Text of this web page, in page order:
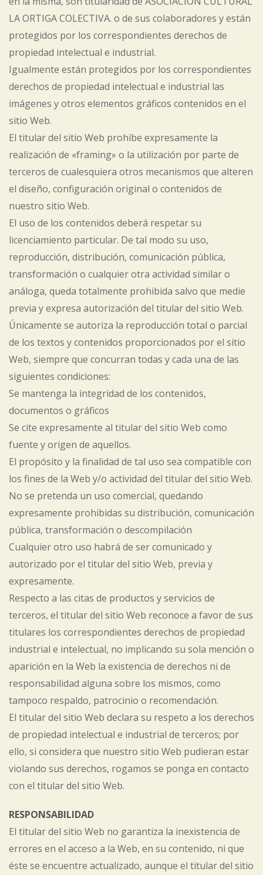
LA ORTIGA COLECTIVA. o de sus colaboradores y están
protegidos por los correspondientes derechos de
propiedad intelectual e industrial.
Igualmente están protegidos por los correspondientes
derechos de propiedad intelectual e industrial las
imágenes y otros elementos gráficos contenidos en el
sitio Web.
El titular del sitio Web prohíbe expresamente la
realización de «framing» o la utilización por parte de
terceros de cualesquiera otros mecanismos que alteren
el diseño, configuración original o contenidos de
nuestro sitio Web.
El uso de los contenidos deberá respetar su
licenciamiento particular. De tal modo su uso,
reproducción, distribución, comunicación pública,
transformación o cualquier otra actividad similar o
análoga, queda totalmente prohibida salvo que medie
previa y expresa autorización del titular del sitio Web.
Únicamente se autoriza la reproducción total o parcial
de los textos y contenidos proporcionados por el sitio
Web, siempre que concurran todas y cada una de las
siguientes condiciones:
Se mantenga la integridad de los contenidos,
documentos o gráficos
Se cite expresamente al titular del sitio Web como
fuente y origen de aquellos.
El propósito y la finalidad de tal uso sea compatible con
los fines de la Web y/o actividad del titular del sitio Web.
No se pretenda un uso comercial, quedando
expresamente prohibidas su distribución, comunicación
pública, transformación o descompilación
Cualquier otro uso habrá de ser comunicado y
autorizado por el titular del sitio Web, previa y
expresamente.
Respecto a las citas de productos y servicios de
terceros, el titular del sitio Web reconoce a favor de sus
titulares los correspondientes derechos de propiedad
industrial e intelectual, no implicando su sola mención o
aparición en la Web la existencia de derechos ni de
responsabilidad alguna sobre los mismos, como
tampoco respaldo, patrocinio o recomendación.
El titular del sitio Web declara su respeto a los derechos
de propiedad intelectual e industrial de terceros; por
ello, si considera que nuestro sitio Web pudieran estar
violando sus derechos, rogamos se ponga en contacto
con el titular del sitio Web.
RESPONSABILIDAD
El titular del sitio Web no garantiza la inexistencia de
errores en el acceso a la Web, en su contenido, ni que
éste se encuentre actualizado, aunque el titular del sitio